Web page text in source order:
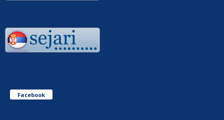
Facebook